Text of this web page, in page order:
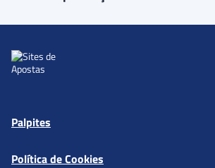
Palpites
Política de Cookies